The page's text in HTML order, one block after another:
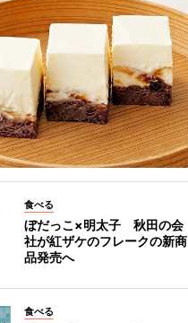
食べる
ぼだっこ×明太子 秋田の会
社が紅ザケのフレークの新商
品発売へ
食べる